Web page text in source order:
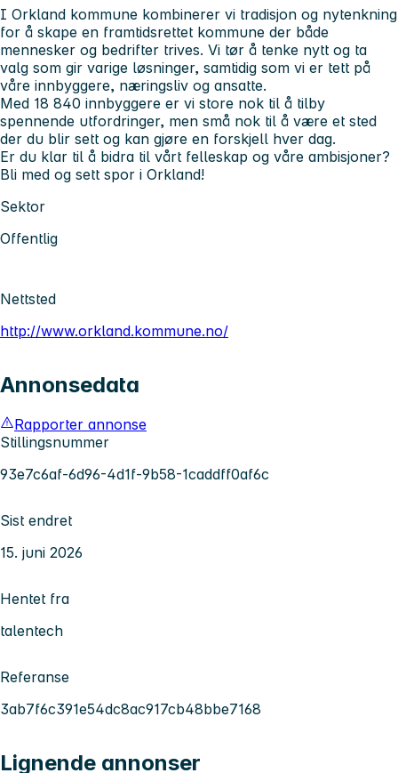
I Orkland kommune kombinerer vi tradisjon og nytenkning
for å skape en framtidsrettet kommune der både
mennesker og bedrifter trives. Vi tør å tenke nytt og ta
valg som gir varige løsninger, samtidig som vi er tett på
våre innbyggere, næringsliv og ansatte.
Med 18 840 innbyggere er vi store nok til å tilby
spennende utfordringer, men små nok til å være et sted
der du blir sett og kan gjøre en forskjell hver dag.
Er du klar til å bidra til vårt felleskap og våre ambisjoner?
Bli med og sett spor i Orkland!
Sektor
Offentlig
Nettsted
http://www.orkland.kommune.no/
Annonsedata
Rapporter annonse
Stillingsnummer
93e7c6af-6d96-4d1f-9b58-1caddff0af6c
Sist endret
15. juni 2026
Hentet fra
talentech
Referanse
3ab7f6c391e54dc8ac917cb48bbe7168
Lignende annonser